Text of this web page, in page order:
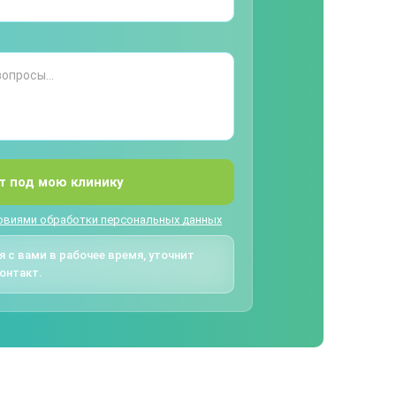
под мою клинику
обработки персональных данных
вами в рабочее время, уточнит